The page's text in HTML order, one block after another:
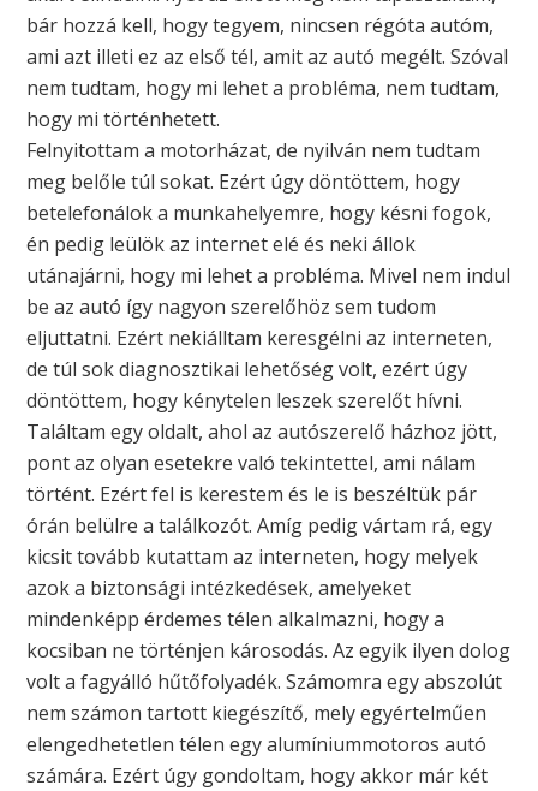
bár hozzá kell, hogy tegyem, nincsen régóta autóm,
ami azt illeti ez az első tél, amit az autó megélt. Szóval
nem tudtam, hogy mi lehet a probléma, nem tudtam,
hogy mi történhetett.
Felnyitottam a motorházat, de nyilván nem tudtam
meg belőle túl sokat. Ezért úgy döntöttem, hogy
betelefonálok a munkahelyemre, hogy késni fogok,
én pedig leülök az internet elé és neki állok
utánajárni, hogy mi lehet a probléma. Mivel nem indul
be az autó így nagyon szerelőhöz sem tudom
eljuttatni. Ezért nekiálltam keresgélni az interneten,
de túl sok diagnosztikai lehetőség volt, ezért úgy
döntöttem, hogy kénytelen leszek szerelőt hívni.
Találtam egy oldalt, ahol az autószerelő házhoz jött,
pont az olyan esetekre való tekintettel, ami nálam
történt. Ezért fel is kerestem és le is beszéltük pár
órán belülre a találkozót. Amíg pedig vártam rá, egy
kicsit tovább kutattam az interneten, hogy melyek
azok a biztonsági intézkedések, amelyeket
mindenképp érdemes télen alkalmazni, hogy a
kocsiban ne történjen károsodás. Az egyik ilyen dolog
volt a fagyálló hűtőfolyadék. Számomra egy abszolút
nem számon tartott kiegészítő, mely egyértelműen
elengedhetetlen télen egy alumíniummotoros autó
számára. Ezért úgy gondoltam, hogy akkor már két